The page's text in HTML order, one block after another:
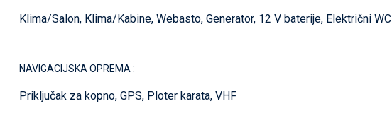
Klima/Salon, Klima/Kabine, Webasto, Generator, 12 V baterije, Električni WC
NAVIGACIJSKA OPREMA :
Priključak za kopno, GPS, Ploter karata, VHF